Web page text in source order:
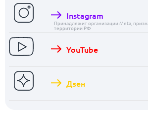
Instagram
Принадлежит организации Meta,
территории РФ
YouTube
Дзен